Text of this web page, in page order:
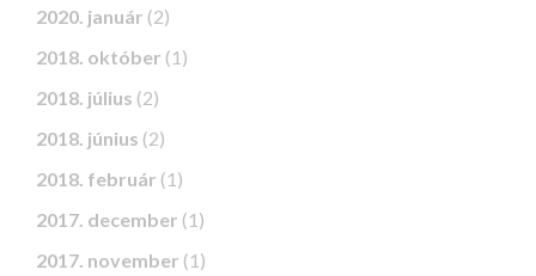
2020. január (2)
2018. október (1)
2018. július (2)
2018. június (2)
2018. február (1)
2017. december (1)
2017. november (1)